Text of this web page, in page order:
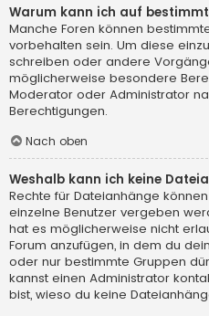
Warum kann ich auf
Manche Foren können
vorbehalten sein. Um diese
schreiben oder andere
möglicherweise besondere
Moderator oder Administrator
Berechtigungen.
Nach oben
Weshalb kann ich keine
Rechte für Dateianhänge
einzelne Benutzer vergeben
hat es möglicherweise nicht
Forum anzufügen, in dem du
oder nur bestimmte Gruppen
kannst einen Administrator
bist, wieso du keine